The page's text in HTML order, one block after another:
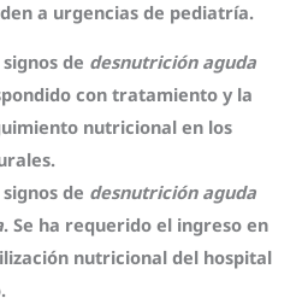
a urgencias de pediatría.
de desnutrición aguda
con tratamiento y la
nutricional en los
de desnutrición aguda
. Se ha requerido el ingreso en
nutricional del hospital